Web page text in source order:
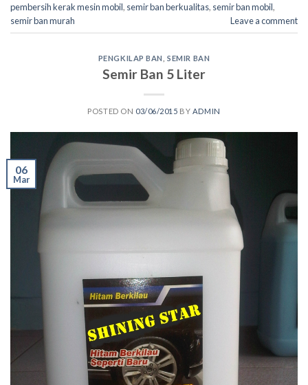
pembersih kerak mesin mobil, semir ban berkualitas, semir ban mobil,
semir ban murah
Leave a comment
PENGKILAP BAN ,SEMIR BAN
Semir Ban 5 Liter
POSTED ON 03/06/2015 BY ADMIN
06
Mar